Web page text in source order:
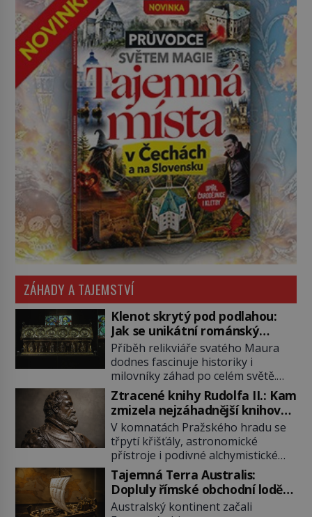
ZÁHADY A TAJEMSTVÍ
Klenot skrytý pod podlahou:
Jak se unikátní románský
poklad dostal do zapadlého
Bečova?
Příběh relikviáře svatého Maura
dodnes fascinuje historiky i
milovníky záhad po celém světě.
Tato románská zlatnická památka
ze 13. století je po českých
korunovačních klenotech druhým
nejcennějším movitým majetkem v
České republice. Přestože byl
klenot v roce 1985 po dramatickém
pátrání kriminalistů úspěšně
nalezen, jeho minulost stále
obestírá hustá mlha. Otázky, jak
Ztracené knihy Rudolfa II.: Kam
zmizela nejzáhadnější knihovna
Evropy?
V komnatách Pražského hradu se
třpytí křišťály, astronomické
přístroje i podivné alchymistické
rukopisy. Císař Rudolf II.
shromažďuje vše, co souvisí s
tajemstvím přírody, hvězd i
lidského poznání. Jenže po jeho
Tajemná Terra Australis:
Dopluly římské obchodní lodě
až do Austrálie?
Australský kontinent začali